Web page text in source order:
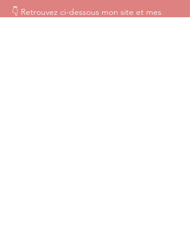
👇 Retrouvez ci-dessous mon site et mes